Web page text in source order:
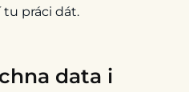
tu práci dát.
data i